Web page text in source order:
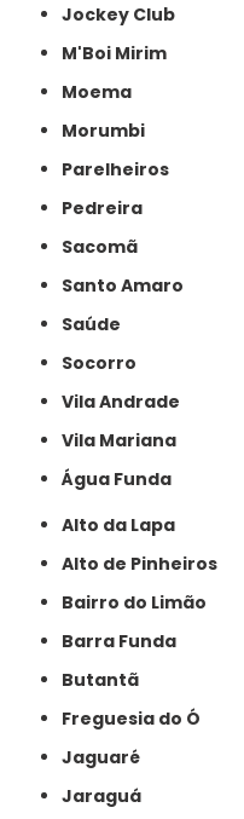
Jockey Club
M'Boi Mirim
Moema
Morumbi
Parelheiros
Pedreira
Sacomã
Santo Amaro
Saúde
Socorro
Vila Andrade
Vila Mariana
Água Funda
Alto da Lapa
Alto de Pinheiros
Bairro do Limão
Barra Funda
Butantã
Freguesia do Ó
Jaguaré
Jaraguá